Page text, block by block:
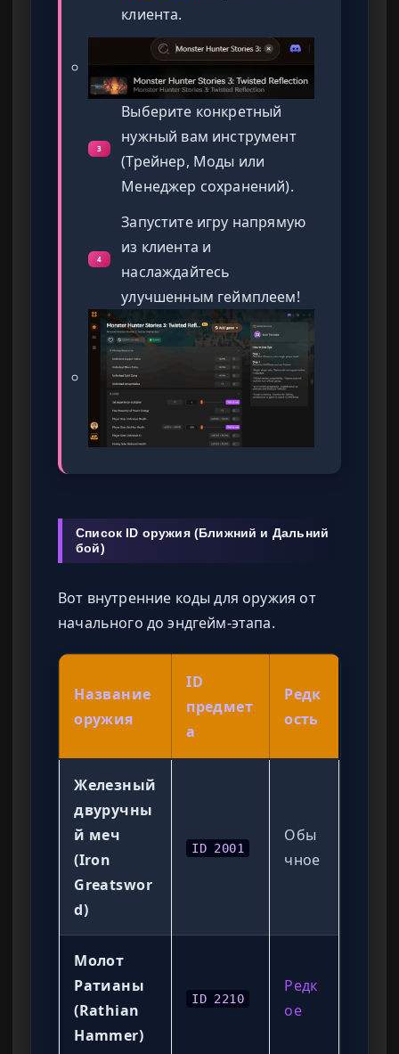
клиента.
3
Выберите конкретный
нужный вам инструмент
(Трейнер, Моды или
Менеджер сохранений).
4
Запустите игру напрямую
из клиента и
наслаждайтесь
улучшенным геймплеем!
Список ID оружия (Ближний и Дальний
бой)
Вот внутренние коды для оружия от
начального до эндгейм-этапа.
Название
оружия
ID
предмет
а
Редк
ость
Железный
двуручны
й меч
(Iron
Greatswor
d)
ID 2001
Обы
чное
Молот
Ратианы
(Rathian
Hammer)
ID 2210
Редк
ое